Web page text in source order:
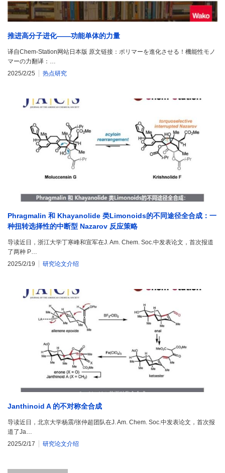
推进高分子进化——功能单体的力量
译自Chem-Station网站日本版 原文链接：ポリマーを進化させる！機能性モノ
マーの力翻译：…
2025/2/25
热点研究
Phragmalin 和 Khayanolide 类Limonoids的不同途径全合成：一
种扭转选择性的中断型 Nazarov 反应策略
导读近日，浙江大学丁寒峰和宣军在J. Am. Chem. Soc.中发表论文，首次报道
了两种 P…
2025/2/19
研究论文介绍
Janthinoid A 的不对称全合成
导读近日，北京大学杨震/张仲超团队在J. Am. Chem. Soc.中发表论文，首次报
道了Ja…
2025/2/17
研究论文介绍